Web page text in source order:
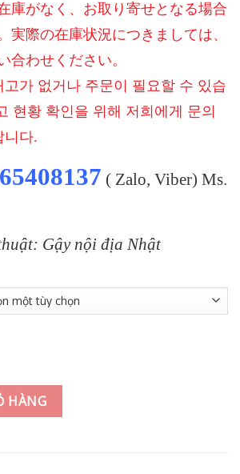
庫がなく、お取り寄せとなる場合
実際の在庫状況につきましては、
合わせください。
고가 없거나 주문이 필요할 수 있습
현황 확인을 위해 저희에게 문의
니다.
( Zalo, Viber) Ms.
Gậy nội địa Nhật
T250★ (2025) 6i(5-9P) MMT AMC RED 45/
HÀNG